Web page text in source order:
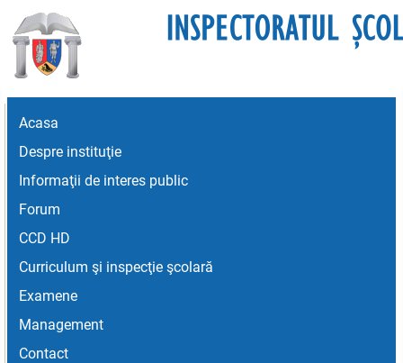
Acasa
Despre instituţie
Informaţii de interes public
Forum
CCD HD
Curriculum şi inspecţie şcolară
Examene
Management
Contact